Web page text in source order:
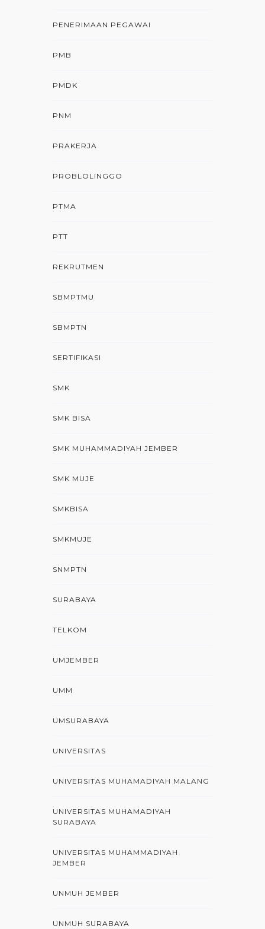
PENERIMAAN PEGAWAI
PMB
PMDK
PNM
PRAKERJA
PROBLOLINGGO
PTMA
PTT
REKRUTMEN
SBMPTMU
SBMPTN
SERTIFIKASI
SMK
SMK BISA
SMK MUHAMMADIYAH JEMBER
SMK MUJE
SMKBISA
SMKMUJE
SNMPTN
SURABAYA
TELKOM
UMJEMBER
UMM
UMSURABAYA
UNIVERSITAS
UNIVERSITAS MUHAMADIYAH MALANG
UNIVERSITAS MUHAMADIYAH
SURABAYA
UNIVERSITAS MUHAMMADIYAH
JEMBER
UNMUH JEMBER
UNMUH SURABAYA